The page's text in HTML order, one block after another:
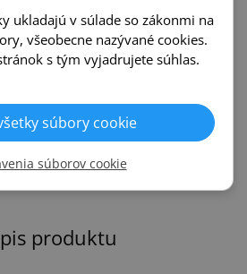
Zárubne
Dre
Kľučky
produktu
ukladajú v súlade so zákonmi na
všeobecne nazývané cookies.
s tým vyjadrujete súhlas.
súbory cookie
súborov cookie